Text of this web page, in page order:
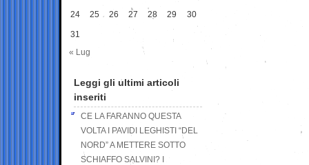
24 25 26 27 28 29 30
31
« Lug
Leggi gli ultimi articoli
inseriti
CE LA FARANNO QUESTA
VOLTA I PAVIDI LEGHISTI “DEL
NORD” A METTERE SOTTO
SCHIAFFO SALVINI? I